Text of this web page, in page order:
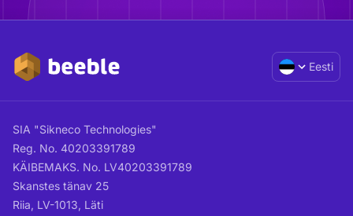
Eesti
SIA "Sikneco Technologies"
Reg. No. 40203391789
KÄIBEMAKS. No. LV40203391789
Skanstes tänav 25
Riia, LV-1013, Läti